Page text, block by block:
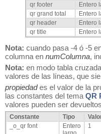
qr footer
Entero
qr grand total
Entero
qr header
Entero
qr title
Entero
Nota: cuando pasa -4 ó -5
columna en numColumna,
Nota: en modo tabla
valores de las líneas, que
propiedades el valor de la
las constantes del temaQR
valores pueden ser
Constante Tipo
_o_qr font
Entero
1